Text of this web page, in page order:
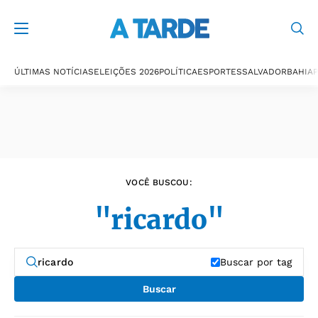
ÚLTIMAS NOTÍCIASELEIÇÕES 2026POLÍTICAESPORTESSALVADORBAHIA
VOCÊ BUSCOU:
"ricardo"
Buscar por tag
Buscar